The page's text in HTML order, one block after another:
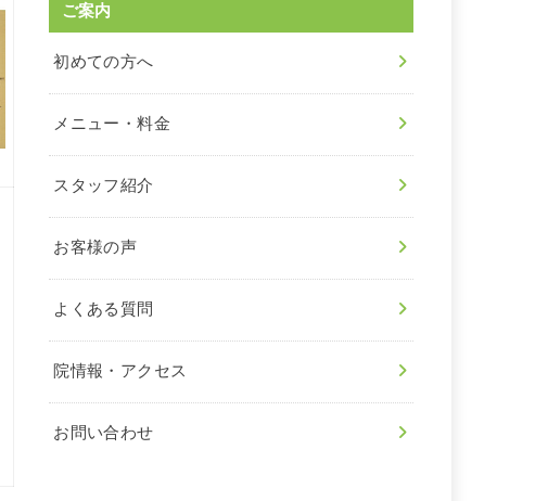
ご案内
初めての方へ
メニュー・料金
スタッフ紹介
お客様の声
よくある質問
院情報・アクセス
お問い合わせ